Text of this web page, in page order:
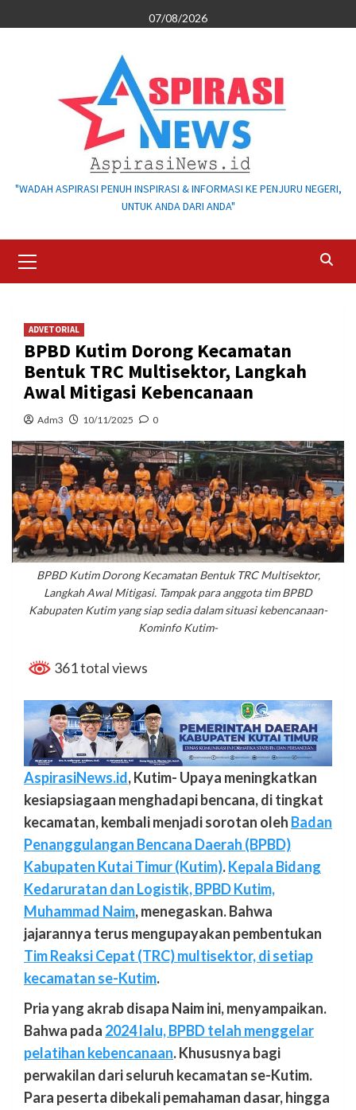
to
07/08/2026
"WADAH ASPIRASI PENUH INSPIRASI & INFORMASI KE PENJURU NEGERI,
UNTUK ANDA DARI ANDA"
Menu
ADVETORIAL
BPBD Kutim Dorong Kecamatan
Bentuk TRC Multisektor, Langkah
Awal Mitigasi Kebencanaan
Adm3 10/11/2025 0
BPBD Kutim Dorong Kecamatan Bentuk TRC Multisektor,
Langkah Awal Mitigasi. Tampak para anggota tim BPBD
Kabupaten Kutim yang siap sedia dalam situasi kebencanaan-
Kominfo Kutim-
361 total views
AspirasiNews.id, Kutim- Upaya meningkatkan
kesiapsiagaan menghadapi bencana, di tingkat
kecamatan, kembali menjadi sorotan oleh Badan
Penanggulangan Bencana Daerah (BPBD)
Kabupaten Kutai Timur (Kutim).Kepala Bidang
Kedaruratan dan Logistik, BPBD Kutim,
Muhammad Naim, menegaskan. Bahwa
jajarannya terus mengupayakan pembentukan
Tim Reaksi Cepat (TRC) multisektor, di setiap
kecamatan se-Kutim.
Pria yang akrab disapa Naim ini, menyampaikan.
Bahwa pada 2024 lalu, BPBD telah menggelar
pelatihan kebencanaan. Khususnya bagi
perwakilan dari seluruh kecamatan se-Kutim.
Para peserta dibekali pemahaman dasar, hingga